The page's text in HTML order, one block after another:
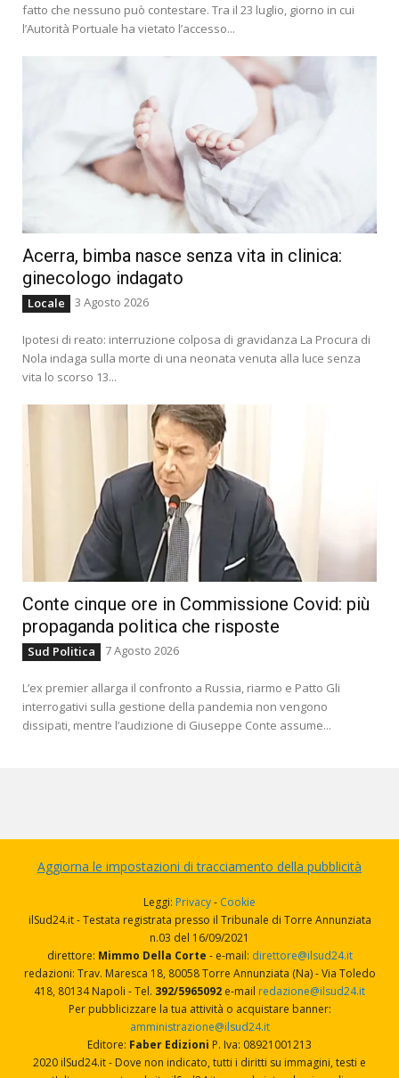
fatto che nessuno può contestare. Tra il 23 luglio, giorno in cui
l’Autorità Portuale ha vietato l’accesso...
Acerra, bimba nasce senza vita in clinica:
ginecologo indagato
Locale 3 Agosto 2026
Ipotesi di reato: interruzione colposa di gravidanza La Procura di
Nola indaga sulla morte di una neonata venuta alla luce senza
vita lo scorso 13...
Conte cinque ore in Commissione Covid: più
propaganda politica che risposte
Sud Politica 7 Agosto 2026
L’ex premier allarga il confronto a Russia, riarmo e Patto Gli
interrogativi sulla gestione della pandemia non vengono
dissipati, mentre l’audizione di Giuseppe Conte assume...
Aggiorna le impostazioni di tracciamento della pubblicità
Leggi: Privacy- Cookie
ilSud24.it - Testata registrata presso il Tribunale di Torre Annunziata
n.03 del 16/09/2021
direttore: Mimmo Della Corte - e-mail: direttore@ilsud24.it
redazioni: Trav. Maresca 18, 80058 Torre Annunziata (Na) - Via Toledo
418, 80134 Napoli - Tel. 392/5965092 e-mail redazione@ilsud24.it
Per pubblicizzare la tua attività o acquistare banner:
amministrazione@ilsud24.it
Editore: Faber Edizioni P. Iva: 08921001213
2020 ilSud24.it - Dove non indicato, tutti i diritti su immagini, testi e